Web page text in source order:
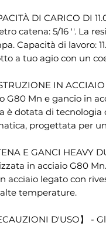
DI CARICO DI
catena: 5/16 ''. La
Capacità di lavoro:
a tuo agio con un
IN
G80 Mn e gancio in
è dotata di
progettata per
E GANCI
in acciaio G80
acciaio legato con
temperature.
D'USO】 -